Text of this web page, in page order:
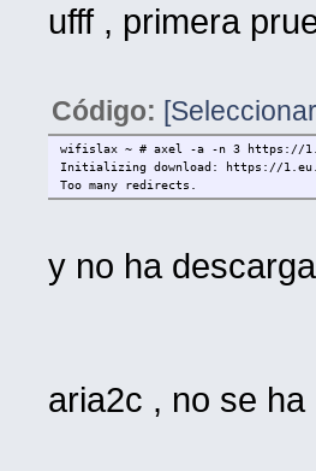
ufff , primera
Código:
wifislax ~ # axel -a -n 3 https://
Initializing download: https://
Too many redirects.
y no ha
aria2c , no se ha